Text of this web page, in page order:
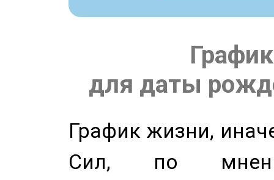
для даты
График жизни,
Сил, по